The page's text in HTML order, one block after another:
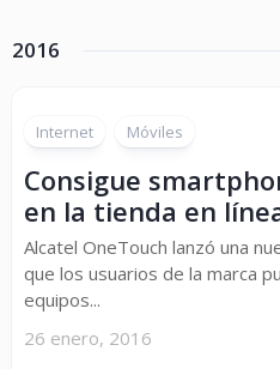
2016
Internet Móviles
Consigue
en la tienda en
Alcatel OneTouch lanzó una
que los usuarios de la marca
equipos...
26 enero, 2016